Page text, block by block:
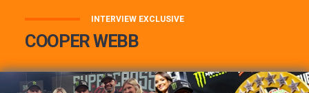
INTERVIEW EXCLUSIVE
COOPER WEBB